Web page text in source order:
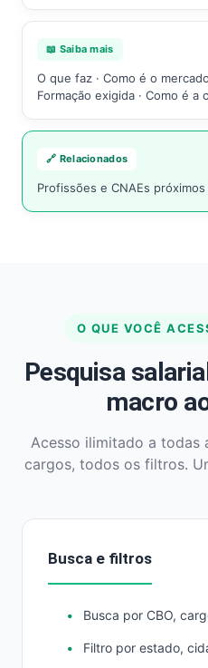
📖 Saiba mais
O que faz · Como é o
Formação exigida · Como é a
🔗 Relacionados
Profissões e CNAEs
O QUE VOCÊ
Pesquisa
macro
Acesso ilimitado a todas
cargos, todos os filtros.
Busca e filtros
Busca por CBO,
Filtro por estado,